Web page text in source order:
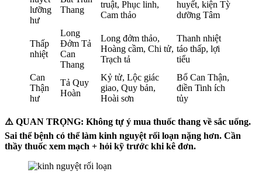
lưỡng
hư
Thang
truật, Phục linh,
Cam thảo
huyết, kiện Tỳ
dưỡng Tâm
Thấp
nhiệt
Long
Đởm Tả
Can
Thang
Long đởm thảo,
Hoàng cầm, Chi tử,
Trạch tả
Thanh nhiệt
táo thấp, lợi
tiểu
Can
Thận
hư
Tả Quy
Hoàn
Kỷ tử, Lộc giác
giao, Quy bản,
Hoài sơn
Bổ Can Thận,
điền Tinh ích
tủy
⚠️ QUAN TRỌNG: Không tự ý mua thuốc thang về sắc uống.
Sai thể bệnh có thể làm kinh nguyệt rối loạn nặng hơn. Cần
thầy thuốc xem mạch + hỏi kỹ trước khi kê đơn.